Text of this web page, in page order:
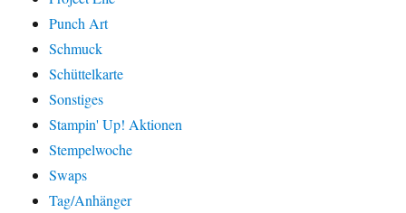
Punch Art
Schmuck
Schüttelkarte
Sonstiges
Stampin' Up! Aktionen
Stempelwoche
Swaps
Tag/Anhänger